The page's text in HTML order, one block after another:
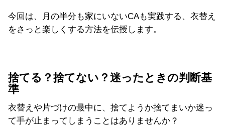
今回は、月の半分も家にいないCAも実践する、衣替え
をさっと楽しくする方法を伝授します。
捨てる？捨てない？迷ったときの判断基
準
衣替えや片づけの最中に、捨てようか捨てまいか迷っ
て手が止まってしまうことはありませんか？